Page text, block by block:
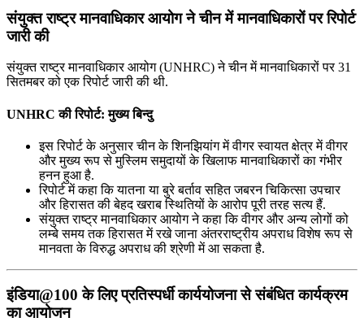
संयुक्‍त राष्‍ट्र मानवाधिकार आयोग ने चीन में मानवाधिकारों पर रिपोर्ट
जारी की
संयुक्‍त राष्‍ट्र मानवाधिकार आयोग (UNHRC) ने चीन में मानवाधिकारों पर 31
सितमबर को एक रिपोर्ट जारी की थी.
UNHRC की रिपोर्ट: मुख्य बिन्दु
इस रिपोर्ट के अनुसार चीन के शिनझियांग में वीगर स्‍वायत क्षेत्र में वीगर
और मुख्‍य रूप से मुस्लिम समुदायों के खिलाफ मानवाधिकारों का गंभीर
हनन हुआ है.
रिपोर्ट में कहा कि यातना या बुरे बर्ताव सहित जबरन चिकित्‍सा उपचार
और हिरासत की बेहद खराब स्थितियों के आरोप पूरी तरह सत्‍य हैं.
संयुक्त राष्ट्र मानवाधिकार आयोग ने कहा कि वीगर और अन्‍य लोगों को
लम्‍बे समय तक हिरासत में रखे जाना अंतरराष्ट्रीय अपराध विशेष रूप से
मानवता के विरुद्ध अपराध की श्रेणी में आ सकता है.
इंडिया@100 के लिए प्रतिस्पर्धी कार्ययोजना से संबंधित कार्यक्रम
का आयोजन